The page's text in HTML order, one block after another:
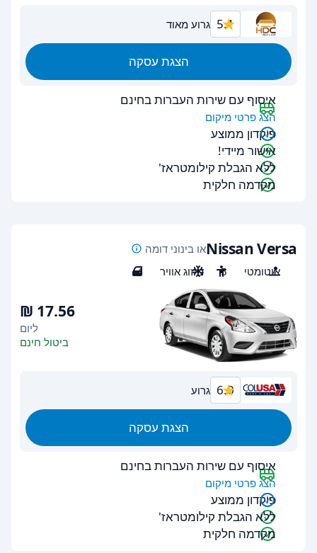
5.1 גרוע מאוד
הצגת עסקה
איסוף עם שירות העברות בחינם
הצג פרטי מיקום
פיקדון ממוצע
אישור מיידי!
ללא הגבלת קילומטראז'
מקדמה חלקית
Nissan Versaאו בינוני דומה
אוטומטי
5 מיזוג אוויר 4
ליום
ביטול חינם
6.0 גרוע
הצגת עסקה
איסוף עם שירות העברות בחינם
הצג פרטי מיקום
פיקדון ממוצע
ללא הגבלת קילומטראז'
מקדמה חלקית